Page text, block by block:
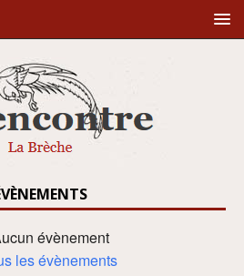
évènement
les évènements